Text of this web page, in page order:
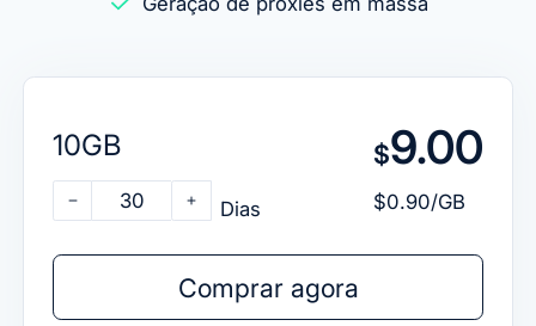
10GB
30 Dias
$9.00
$0.90/GB
Comprar agora